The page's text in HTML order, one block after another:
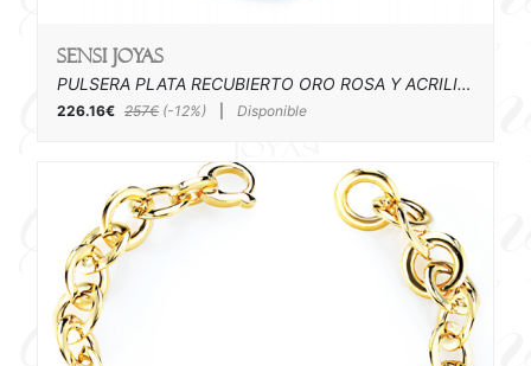
SENSI joyas
PULSERA PLATA RECUBIERTO ORO ROSA Y ACRILICO
226.16€ 257€ (-12%) Disponible